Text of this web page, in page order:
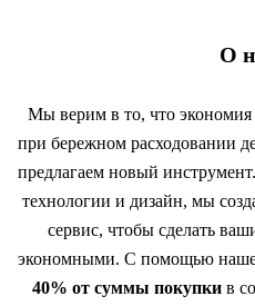
О
Мы верим в то, что
при бережном расходовании
предлагаем новый
технологии и дизайн, мы
сервис, чтобы сделать
экономными. С помощью
40% от суммы покупкив